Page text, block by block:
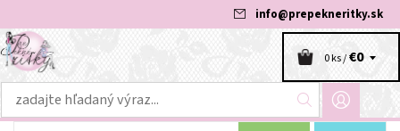
info@prepekneritky.sk
0 ks /€0